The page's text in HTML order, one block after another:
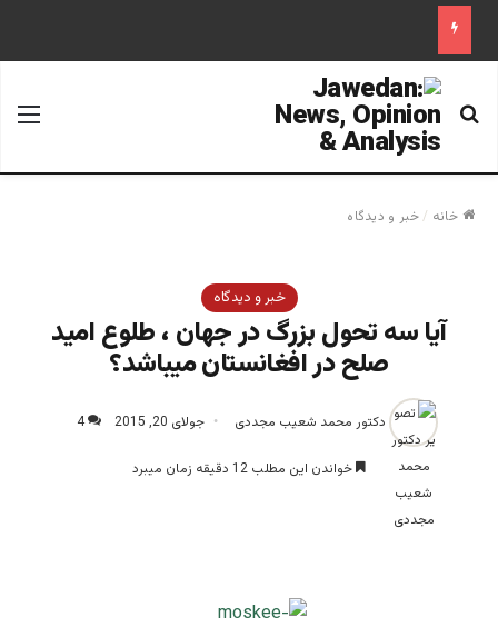
جستجو برای
خانه /خبر و دیدگاه
خبر و دیدگاه
آیا سه تحول بزرگ در جهان ، طلوع امید
صلح در افغانستان میباشد؟
دکتور محمد شعیب مجددی جولای 20, 2015 4
خواندن این مطلب 12 دقیقه زمان میبرد